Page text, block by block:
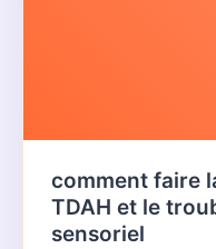
comment faire
TDAH et le
sensoriel